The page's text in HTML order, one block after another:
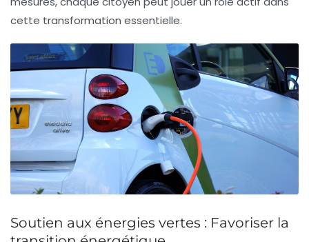
cette transformation essentielle.
Soutien aux énergies vertes : Favoriser la